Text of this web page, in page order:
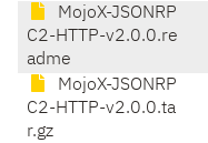
MojoX-JSONRP
C2-HTTP-v2.0.0.re
adme
MojoX-JSONRP
C2-HTTP-v2.0.0.ta
r.gz